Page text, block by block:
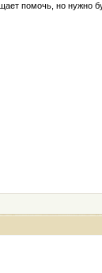
помочь, но нужно